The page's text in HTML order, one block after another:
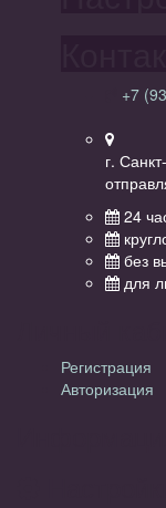
+7
г.
24
без
для
Регистрация
Авторизация